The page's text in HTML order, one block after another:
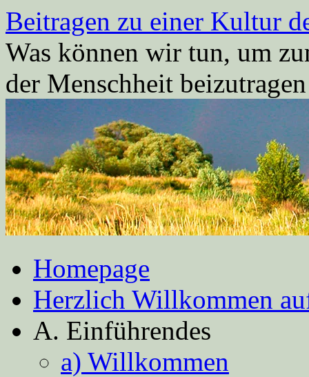
Zum
Inhalt
springen
Beitragen zu einer Kultur
Was können wir tun, um
der Menschheit
Homepage
Herzlich Willkommen
A. Einführendes
a) Willkommen